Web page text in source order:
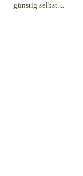
günstig selbst....